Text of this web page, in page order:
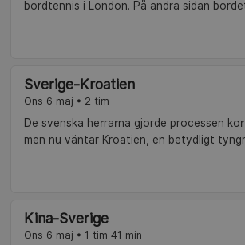
bordtennis i London. På andra sidan
Sverige-Kroatien
Ons 6 maj • 2 tim
De svenska herrarna gjorde processen
men nu väntar Kroatien, en betydligt
Kina-Sverige
Ons 6 maj • 1 tim 41 min